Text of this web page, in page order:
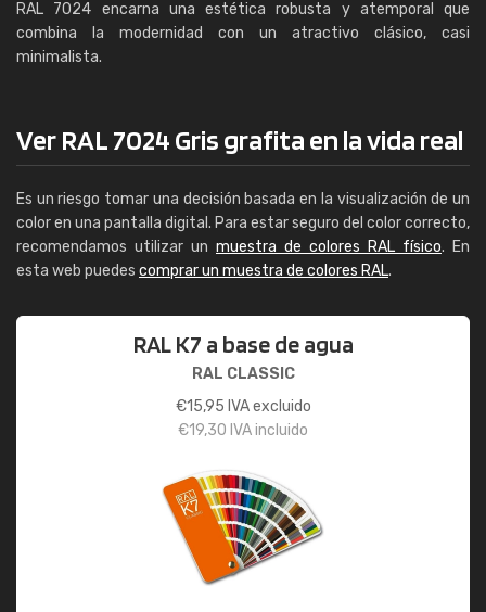
RAL 7024 encarna una estética robusta y atemporal que
combina la modernidad con un atractivo clásico, casi
minimalista.
Ver RAL 7024 Gris grafita en la vida real
Es un riesgo tomar una decisión basada en la visualización de un
color en una pantalla digital. Para estar seguro del color correcto,
recomendamos utilizar un muestra de colores RAL físico. En
esta web puedes comprar un muestra de colores RAL.
RAL K7 a base de agua
RAL CLASSIC
€15,95 IVA excluido
€19,30 IVA incluido